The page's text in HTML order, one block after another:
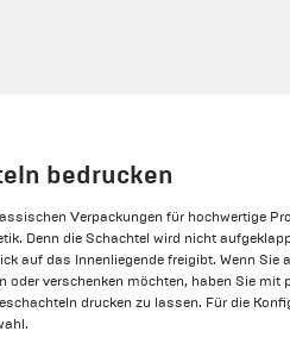
bedrucken
Verpackungen für hochwertige
Denn die Schachtel wird nicht
auf das Innenliegende freigibt. Wenn Sie
oder verschenken möchten, haben Sie mit
drucken zu lassen. Für die